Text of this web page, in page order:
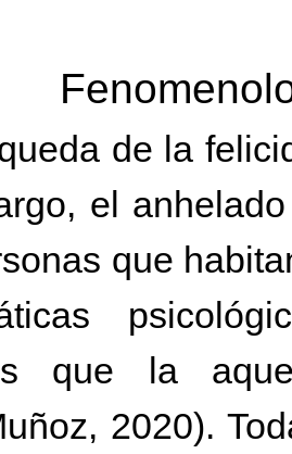
de la
el
que
que la
2020).